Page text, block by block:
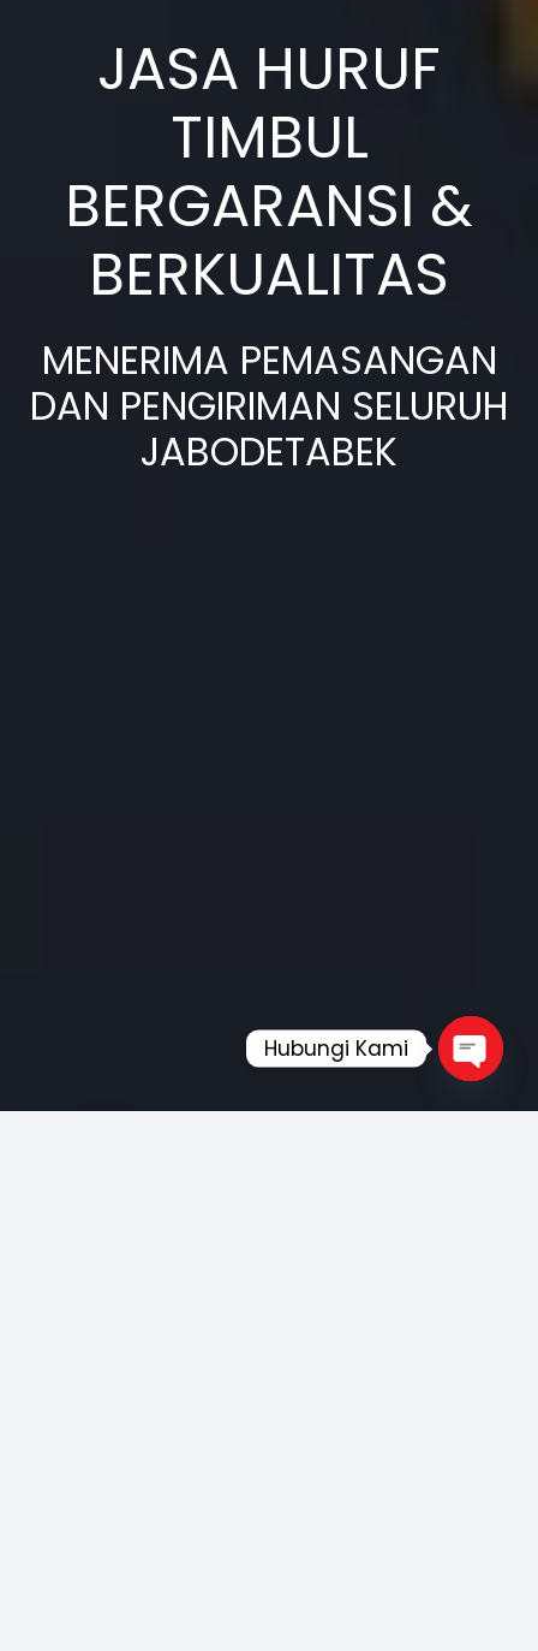
JASA HURUF
TIMBUL
BERGARANSI &
BERKUALITAS
MENERIMA PEMASANGAN
DAN PENGIRIMAN SELURUH
JABODETABEK
Hubungi Kami